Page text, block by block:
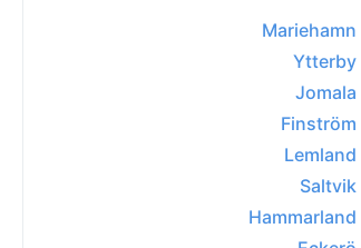
Mariehamn
Ytterby
Jomala
Finström
Lemland
Saltvik
Hammarland